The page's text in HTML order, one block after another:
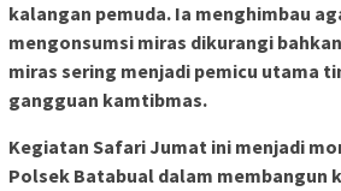
kalangan pemuda. Ia menghimbau
mengonsumsi miras dikurangi
miras sering menjadi pemicu utama
gangguan kamtibmas.
Kegiatan Safari Jumat ini menjadi
Polsek Batabual dalam membangun